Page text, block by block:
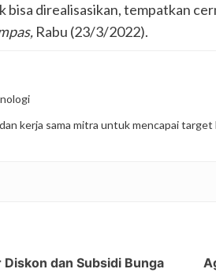
bisa direalisasikan, tempatkan
Rabu (23/3/2022).
kerja sama mitra untuk mencapai
dan Subsidi Bunga